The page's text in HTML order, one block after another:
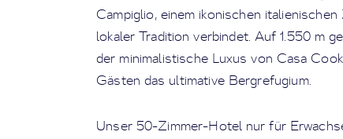
Campiglio, einem ikonischen
lokaler Tradition verbindet. Auf 1.550 m
der minimalistische Luxus von Casa
Gästen das ultimative Bergrefugium.
Unser 50-Zimmer-Hotel nur für